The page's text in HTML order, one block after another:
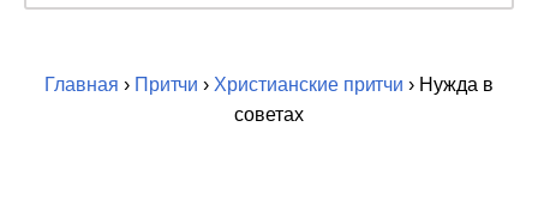
Главная › Притчи › Христианские притчи › Нужда в
советах